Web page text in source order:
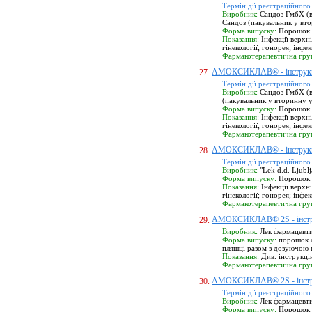
Термін дії
Виробник: Сандоз ГмбХ
Сандоз (пакувальник у
Форма випуску: Порошок
Показання: Інфекції
гінекології; гонорея;
Фармакотерапевтична
27. АМОКСИКЛАВ® -
Термін дії
Виробник: Сандоз ГмбХ
(пакувальник у вторинну
Форма випуску: Порошок
Показання: Інфекції
гінекології; гонорея;
Фармакотерапевтична
28. АМОКСИКЛАВ® -
Термін дії
Виробник: "Lek d.d.
Форма випуску: Порошок
Показання: Інфекції
гінекології; гонорея;
Фармакотерапевтична
29. АМОКСИКЛАВ® 2S -
Виробник: Лек
Форма випуску: порошок
пляшці разом з дозуючою
Показання: Див.
Фармакотерапевтична
30. АМОКСИКЛАВ® 2S -
Термін дії
Виробник: Лек
Форма випуску: Порошок